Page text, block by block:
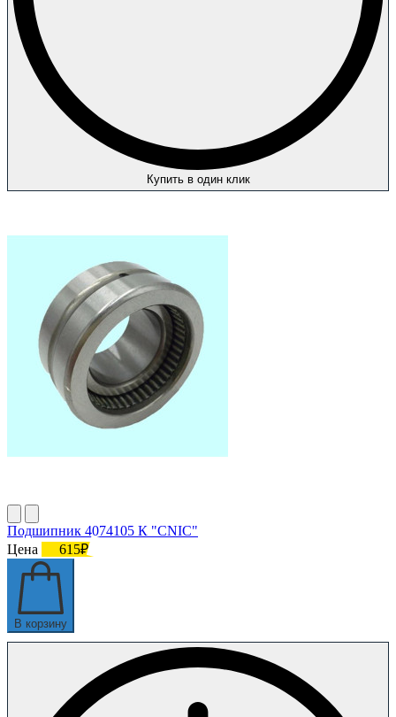
Купить в один клик
Подшипник 4074105 К "СNIC"
Цена
615₽
В корзину